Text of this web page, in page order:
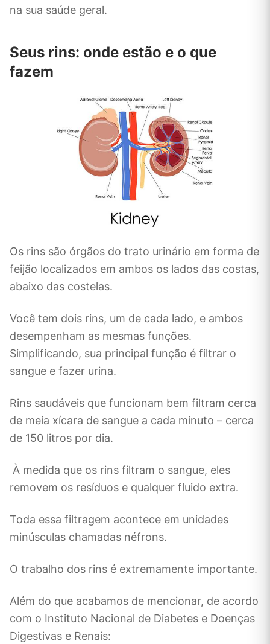
na sua saúde geral.
Seus rins: onde estão e o que
fazem
Os rins são órgãos do trato urinário em forma de
feijão localizados em ambos os lados das costas,
abaixo das costelas.
Você tem dois rins, um de cada lado, e ambos
desempenham as mesmas funções.
Simplificando, sua principal função é filtrar o
sangue e fazer urina.
Rins saudáveis ​​que funcionam bem filtram cerca
de meia xícara de sangue a cada minuto – cerca
de 150 litros por dia.
À medida que os rins filtram o sangue, eles
removem os resíduos e qualquer fluido extra.
Toda essa filtragem acontece em unidades
minúsculas chamadas néfrons.
O trabalho dos rins é extremamente importante.
Além do que acabamos de mencionar, de acordo
com o Instituto Nacional de Diabetes e Doenças
Digestivas e Renais: